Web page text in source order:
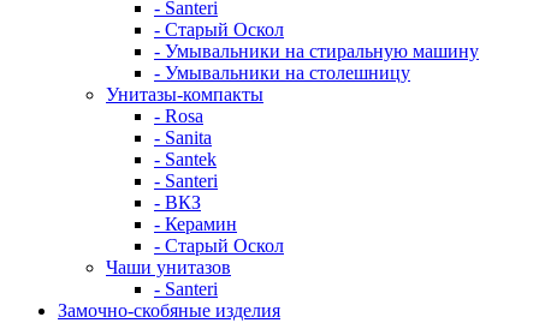
- Santeri
- Старый Оскол
- Умывальники на стиральную машину
- Умывальники на столешницу
Унитазы-компакты
- Rosa
- Sanita
- Santek
- Santeri
- ВКЗ
- Керамин
- Старый Оскол
Чаши унитазов
- Santeri
Замочно-скобяные изделия